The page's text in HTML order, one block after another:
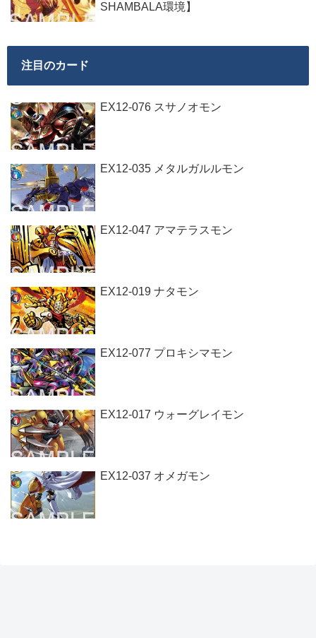
SHAMBALA環境】
注目のカード
EX12-076 スサノオモン
EX12-035 メタルガルルモン
EX12-047 アマテラスモン
EX12-019 ナタモン
EX12-077 プロキシマモン
EX12-017 ウォーグレイモン
EX12-037 オメガモン